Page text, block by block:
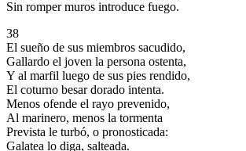
Sin romper muros introduce fuego.
38
El sueño de sus miembros sacudido,
Gallardo el joven la persona ostenta,
Y al marfil luego de sus pies rendido,
El coturno besar dorado intenta.
Menos ofende el rayo prevenido,
Al marinero, menos la tormenta
Prevista le turbó, o pronosticada:
Galatea lo diga, salteada.